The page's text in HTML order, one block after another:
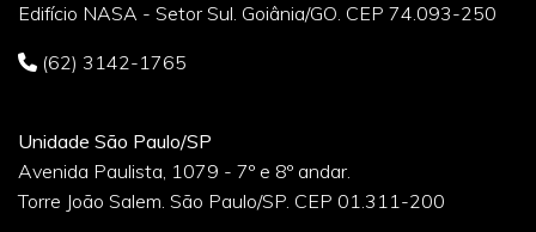
Edifício NASA - Setor Sul. Goiânia/GO. CEP 74.093-250
(62) 3142-1765
Unidade São Paulo/SP
Avenida Paulista, 1079 - 7º e 8º andar.
Torre João Salem. São Paulo/SP. CEP 01.311-200